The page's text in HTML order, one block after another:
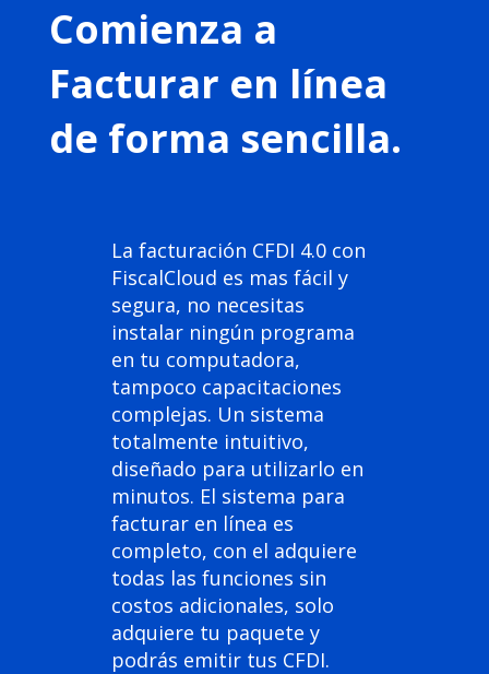
Comienza a
Facturar en línea
de forma sencilla.
La facturación CFDI 4.0 con
FiscalCloud es mas fácil y
segura, no necesitas
instalar ningún programa
en tu computadora,
tampoco capacitaciones
complejas. Un sistema
totalmente intuitivo,
diseñado para utilizarlo en
minutos. El sistema para
facturar en línea es
completo, con el adquiere
todas las funciones sin
costos adicionales, solo
adquiere tu paquete y
podrás emitir tus CFDI.